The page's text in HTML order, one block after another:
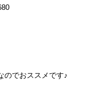
のでおススメです♪